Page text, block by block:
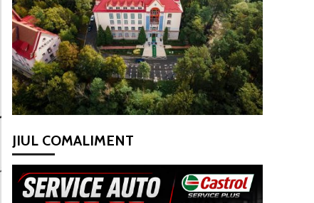
JIUL COMALIMENT